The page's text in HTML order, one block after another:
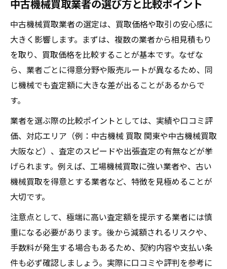
工場機械買取で古さをカバーする清掃術
買取相場を知って納得取引へつなげる実践法
機械買取相場を調べる正しい情報源とは
中古機械買取の相場比較で注意すべき点
工場機械買取で査定額を上げる交渉術
中古機械買取comの相場事例を参考にする
関東や大阪の中古機械買取動向をチェック
中古機械買取関東エリアでの市場動向解説
大阪の工作機械買取で高値を狙う方法
工場機械買取業者の地域別特徴に注目
口コミから知る関東・大阪の買取実態
中古機械買取業者の選び方と比較ポイント
中古機械買取業者の選定は、買取価格や取引の安心感に
大きく影響します。まずは、複数の業者から相見積もり
を取り、買取価格を比較することが基本です。なぜな
ら、業者ごとに得意分野や販売ルートが異なるため、同
じ機械でも査定額に大きな差が出ることがあるからで
す。
業者を選ぶ際の比較ポイントとしては、実績や口コミ評
価、対応エリア（例：中古機械 買取 関東や中古機械買取
大阪など）、査定のスピードや出張査定の有無などが挙
げられます。例えば、工場機械買取に強い業者や、古い
機械買取を得意とする業者など、特徴を見極めることが
大切です。
注意点として、極端に高い査定額を提示する業者には慎
重になる必要があります。後から減額されるリスクや、
手数料が発生する場合もあるため、契約内容や支払い条
件も必ず確認しましょう。実際に口コミや評判を参考に